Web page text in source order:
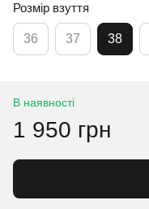
Розмір взуття
36 37 38
В наявності
1 950 грн